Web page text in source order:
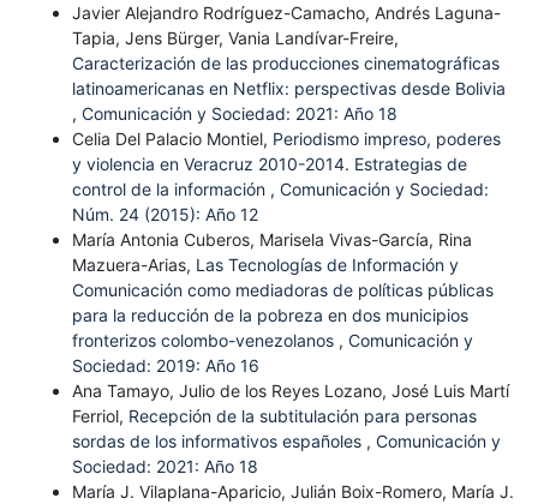
Javier Alejandro Rodríguez-Camacho, Andrés Laguna-
Tapia, Jens Bürger, Vania Landívar-Freire,
Caracterización de las producciones cinematográficas
latinoamericanas en Netflix: perspectivas desde Bolivia
, Comunicación y Sociedad: 2021: Año 18
Celia Del Palacio Montiel, Periodismo impreso, poderes
y violencia en Veracruz 2010-2014. Estrategias de
control de la información , Comunicación y Sociedad:
Núm. 24 (2015): Año 12
María Antonia Cuberos, Marisela Vivas-García, Rina
Mazuera-Arias, Las Tecnologías de Información y
Comunicación como mediadoras de políticas públicas
para la reducción de la pobreza en dos municipios
fronterizos colombo-venezolanos , Comunicación y
Sociedad: 2019: Año 16
Ana Tamayo, Julio de los Reyes Lozano, José Luis Martí
Ferriol, Recepción de la subtitulación para personas
sordas de los informativos españoles , Comunicación y
Sociedad: 2021: Año 18
María J. Vilaplana-Aparicio, Julián Boix-Romero, María J.